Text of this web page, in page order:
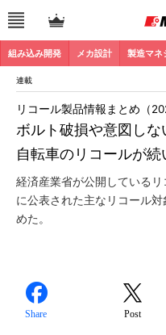
組み込み開発 メカ設計 製造マネ
連載
ボルト破損や意図し
自転車のリコールが続
リコール製品情報まとめ（
経済産業省が公開している
に公表された主なリコール
めた。
Share Post